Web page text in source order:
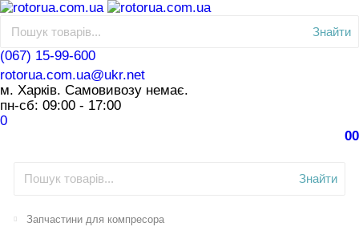
Знайти
(067) 15-99-600
rotorua.com.ua@ukr.net
м. Харків. Самовивозу немає.
пн-сб: 09:00 - 17:00
0
00
Знайти
Запчастини для компресора